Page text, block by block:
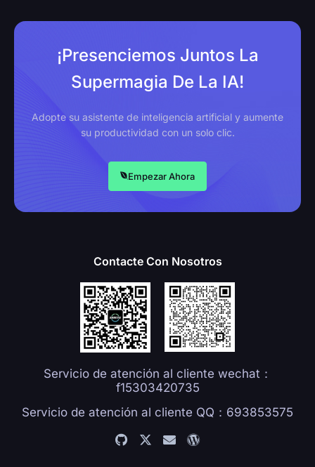
¡Presenciemos Juntos La
Supermagia De La IA!
Adopte su asistente de inteligencia artificial y aumente
su productividad con un solo clic.
Empezar Ahora
Contacte Con Nosotros
Servicio de atención al cliente wechat：
f15303420735
Servicio de atención al cliente QQ：693853575